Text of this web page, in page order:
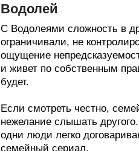
Водолей
С Водолеями сложность в
ограничивали, не
ощущение
и живет по собственным
будет.
Если смотреть честно,
нежелание слышать
одни люди легко
семейный сериал.